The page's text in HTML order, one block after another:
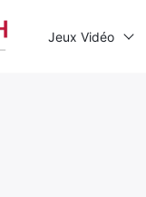
Jeux Vidéo